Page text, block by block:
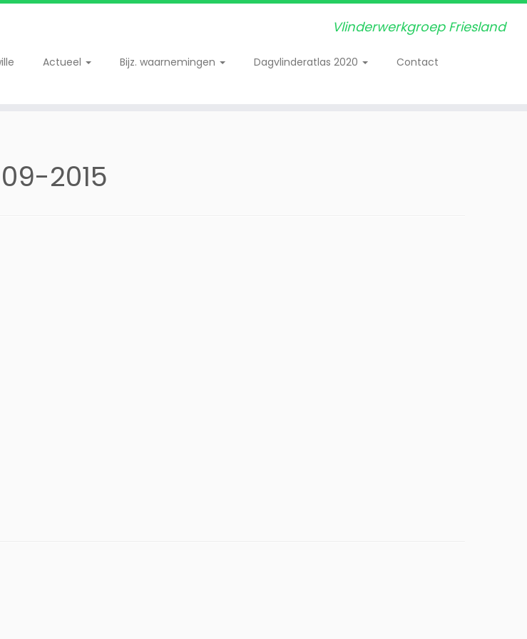
Vlinderwerkgroep Friesland
Actueel Bijz. waarnemingen Dagvlinderatlas 2020
Contact
2015